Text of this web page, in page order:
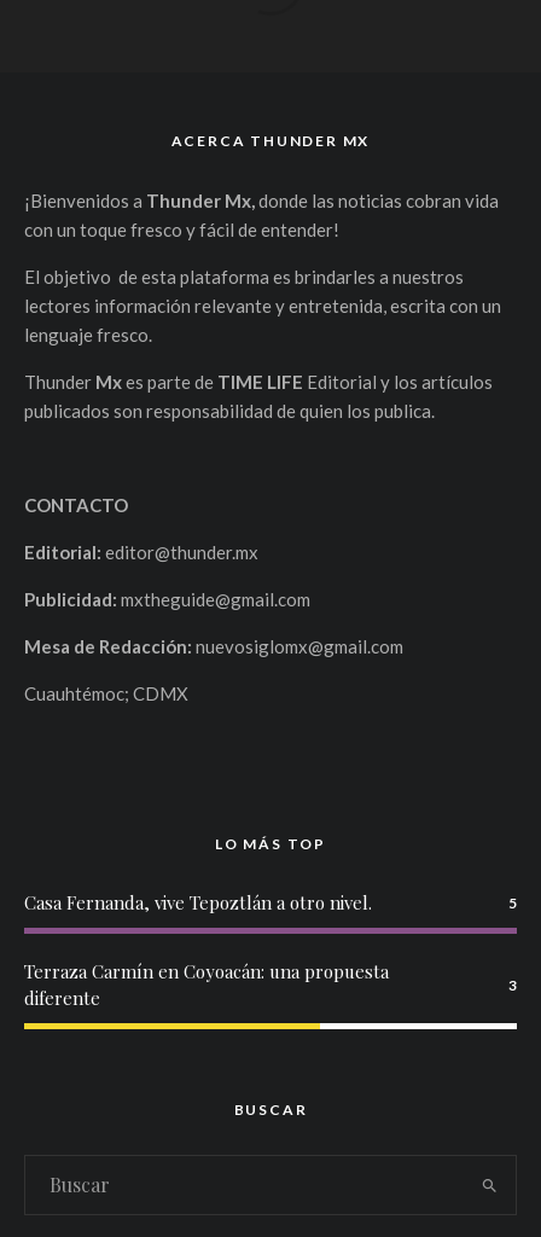
ACERCA THUNDER MX
¡Bienvenidos a Thunder Mx,donde las noticias cobran vida
con un toque fresco y fácil de entender!
El objetivo de esta plataforma es brindarles a nuestros
lectores información relevante y entretenida, escrita con un
lenguaje fresco.
Thunder Mxes parte de TIME LIFE Editorial y los artículos
publicados son responsabilidad de quien los publica.
CONTACTO
Editorial: editor@thunder.mx
Publicidad: mxtheguide@gmail.com
Mesa de Redacción: nuevosiglomx@gmail.com
Cuauhtémoc; CDMX
LO MÁS TOP
Casa Fernanda, vive Tepoztlán a otro nivel. 5
Terraza Carmín en Coyoacán: una propuesta
diferente
3
BUSCAR